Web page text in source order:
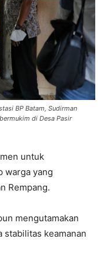
BP Batam, Sudirman
di Desa Pasir
untuk
warga yang
Rempang.
mengutamakan
stabilitas keamanan